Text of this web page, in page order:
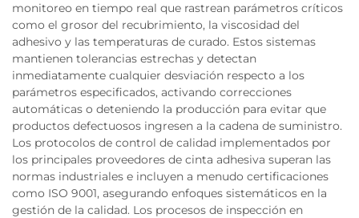
monitoreo en tiempo real que rastrean parámetros críticos
como el grosor del recubrimiento, la viscosidad del
adhesivo y las temperaturas de curado. Estos sistemas
mantienen tolerancias estrechas y detectan
inmediatamente cualquier desviación respecto a los
parámetros especificados, activando correcciones
automáticas o deteniendo la producción para evitar que
productos defectuosos ingresen a la cadena de suministro.
Los protocolos de control de calidad implementados por
los principales proveedores de cinta adhesiva superan las
normas industriales e incluyen a menudo certificaciones
como ISO 9001, asegurando enfoques sistemáticos en la
gestión de la calidad. Los procesos de inspección en